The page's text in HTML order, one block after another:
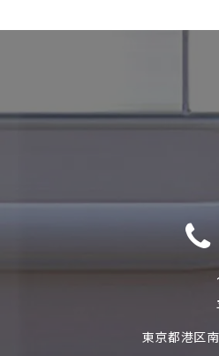
東京都港区